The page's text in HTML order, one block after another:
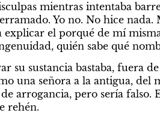
mientras intentaba
Yo no. No hice nada.
explicar el porqué de mí
quién sabe qué
su sustancia bastaba, fuera
una señora a la antigua, del
arrogancia, pero sería falso.
rehén.